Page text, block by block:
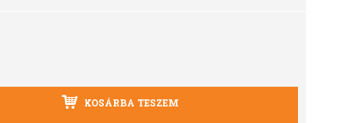
KOSÁRBA TESZEM